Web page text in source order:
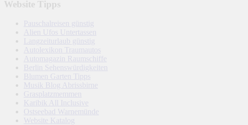
Website Tipps
Pauschalreisen günstig
Alien Ufos Untertassen
Langzeiturlaub günstig
Autolexikon Traumautos
Automagazin Raumschiffe
Berlin Sehenswürdigkeiten
Blumen Garten Tipps
Musik Blog Abrissbirne
Grasplatzmemmen
Karibik All Inclusive
Ostseebad Warnemünde
Website Katalog